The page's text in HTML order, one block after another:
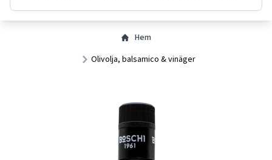
Hem
Olivolja, balsamico & vinäger